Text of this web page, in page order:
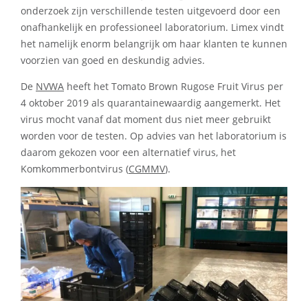
onderzoek zijn verschillende testen uitgevoerd door een
onafhankelijk en professioneel laboratorium. Limex vindt
het namelijk enorm belangrijk om haar klanten te kunnen
voorzien van goed en deskundig advies.
De NVWA heeft het Tomato Brown Rugose Fruit Virus per
4 oktober 2019 als quarantainewaardig aangemerkt. Het
virus mocht vanaf dat moment dus niet meer gebruikt
worden voor de testen. Op advies van het laboratorium is
daarom gekozen voor een alternatief virus, het
Komkommerbontvirus (CGMMV).